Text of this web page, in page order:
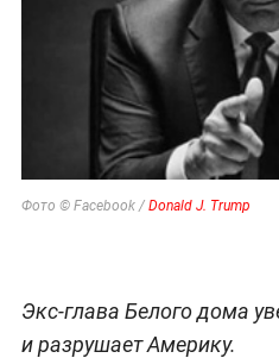
Фото © Facebook /Donald J. Trump
Экс-глава Белого дома
и разрушает Америку.